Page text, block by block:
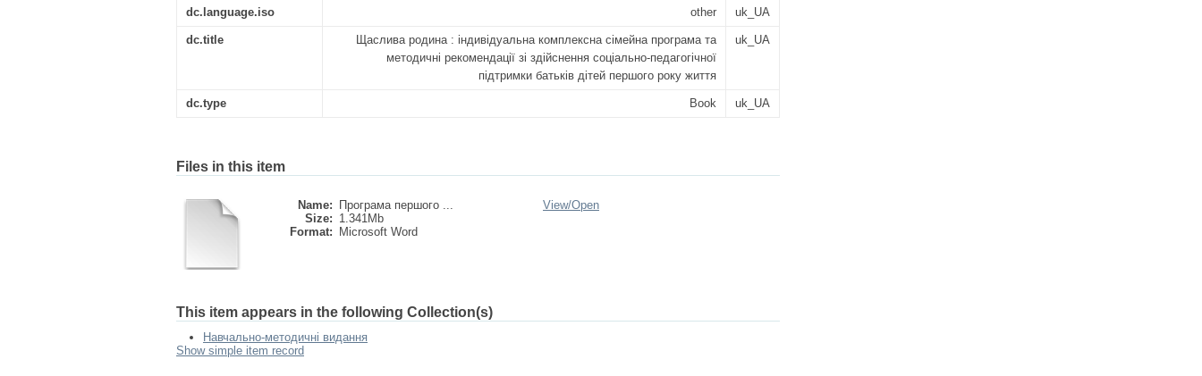
dc.language.iso other uk_UA
dc.title
Щаслива родина : індивідуальна комплексна cімейна програма та
методичні рекомендації зі здійснення соціально-педагогічної
підтримки батьків дітей першого року життя
uk_UA
dc.type Book uk_UA
Files in this item
Name:
Програма першого ...
Size: 1.341Mb
Format:
Microsoft Word
View/Open
This item appears in the following Collection(s)
Навчально-методичні видання
Show simple item record